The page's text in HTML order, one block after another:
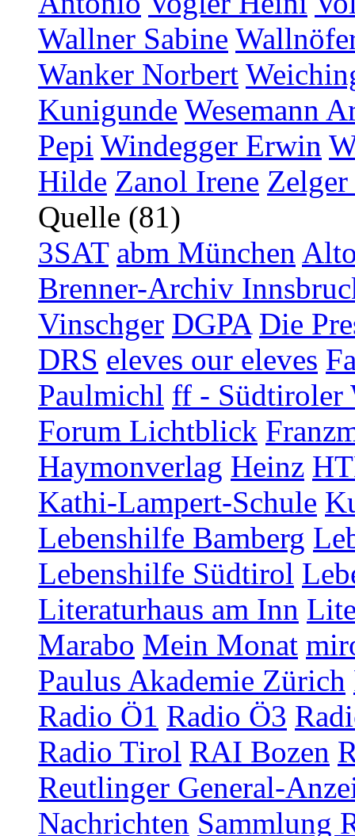
Wallner Sabine
Wanker Norbert
Kunigunde Wesemann
Pepi Windegger Erwin
Hilde Zanol Irene Zelger
Quelle (81)
3SAT abm München
Brenner-Archiv
Vinschger DGPA Die
DRS eleves our eleves
Paulmichl ff - Südtiroler
Forum Lichtblick
Haymonverlag Heinz
Kathi-Lampert-Schule
Lebenshilfe Bamberg
Lebenshilfe Südtirol
Literaturhaus am Inn
Marabo Mein Monat
Paulus Akademie Zürich
Radio Ö1 Radio Ö3
Radio Tirol RAI Bozen
Reutlinger General-
Nachrichten Sammlung